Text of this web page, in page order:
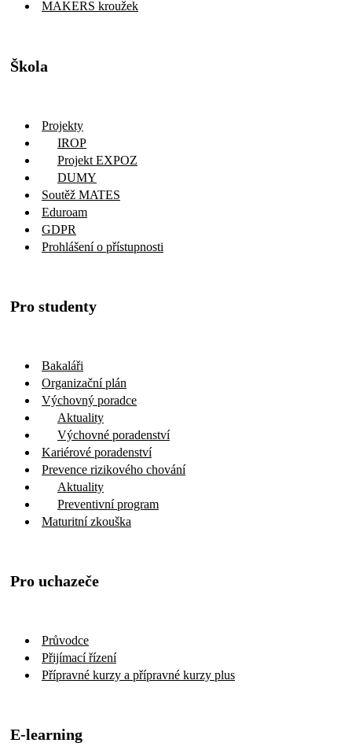
MAKERS kroužek
Škola
Projekty
IROP
Projekt EXPOZ
DUMY
Soutěž MATES
Eduroam
GDPR
Prohlášení o přístupnosti
Pro studenty
Bakaláři
Organizační plán
Výchovný poradce
Aktuality
Výchovné poradenství
Kariérové poradenství
Prevence rizikového chování
Aktuality
Preventivní program
Maturitní zkouška
Pro uchazeče
Průvodce
Přijímací řízení
Přípravné kurzy a přípravné kurzy plus
E-learning